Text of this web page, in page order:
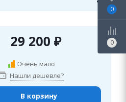
29 200 ₽
Очень мало
Нашли дешевле?
В корзину
0
0